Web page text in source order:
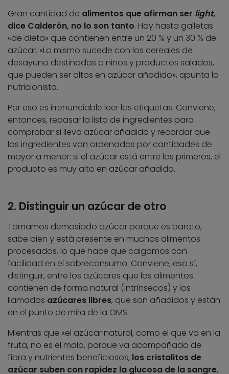
Gran cantidad de alimentos que afirman ser light,
dice Calderón, no lo son tanto. Hay hasta galletas
«de dieta» que contienen entre un 20 % y un 30 % de
azúcar. «Lo mismo sucede con los cereales de
desayuno destinados a niños y productos salados,
que pueden ser altos en azúcar añadido», apunta la
nutricionista.
Por eso es irrenunciable leer las etiquetas. Conviene,
entonces, repasar la lista de ingredientes para
comprobar si lleva azúcar añadido y recordar que
los ingredientes van ordenados por cantidades de
mayor a menor: si el azúcar está entre los primeros, el
producto es muy alto en azúcar añadido.
2. Distinguir un azúcar de otro
Tomamos demasiado azúcar porque es barato,
sabe bien y está presente en muchos alimentos
procesados, lo que hace que caigamos con
facilidad en el sobreconsumo. Conviene, eso sí,
distinguir, entre los azúcares que los alimentos
contienen de forma natural (intrínsecos) y los
llamados azúcares libres, que son añadidos y están
en el punto de mira de la OMS.
Mientras que «el azúcar natural, como el que va en la
fruta, no es el malo, porque va acompañado de
fibra y nutrientes beneficiosos, los cristalitos de
azúcar suben con rapidez la glucosa de la sangre,